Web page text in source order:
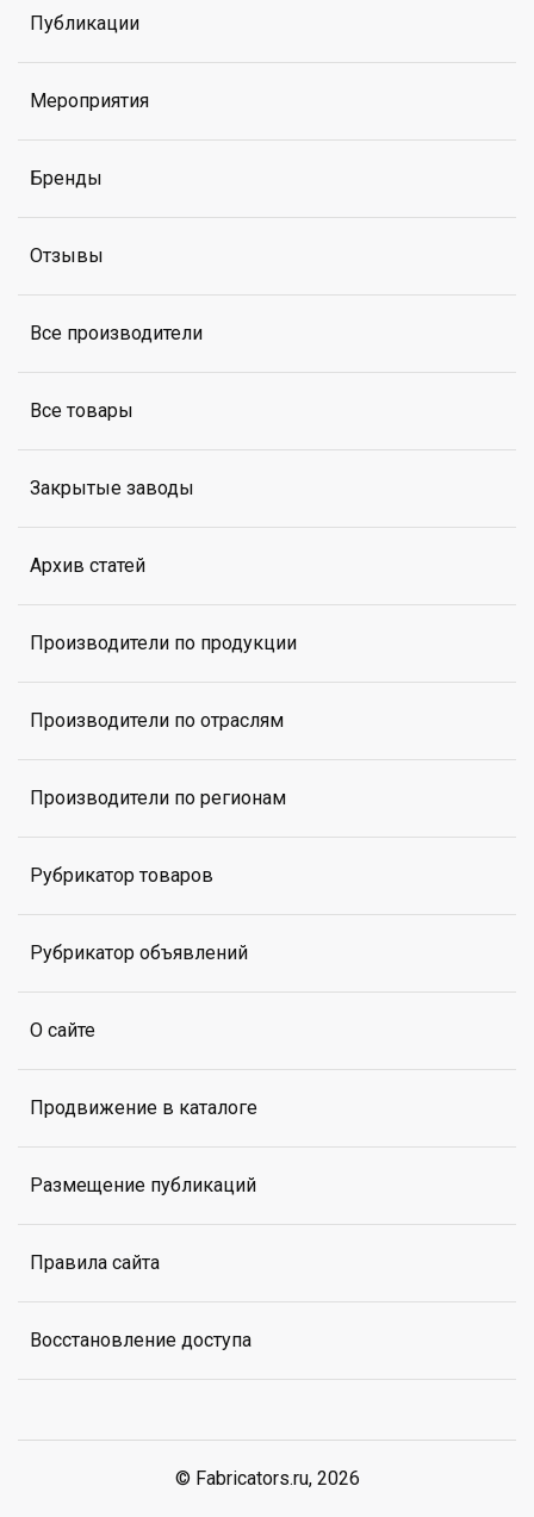
Публикации
Мероприятия
Бренды
Отзывы
Все производители
Все товары
Закрытые заводы
Архив статей
Производители по продукции
Производители по отраслям
Производители по регионам
Рубрикатор товаров
Рубрикатор объявлений
О сайте
Продвижение в каталоге
Размещение публикаций
Правила сайта
Восстановление доступа
© Fabricators.ru, 2026